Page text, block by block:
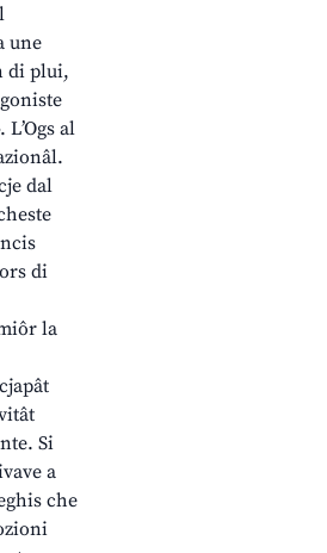
une
di plui,
al
dal
di
la
Si
a
che